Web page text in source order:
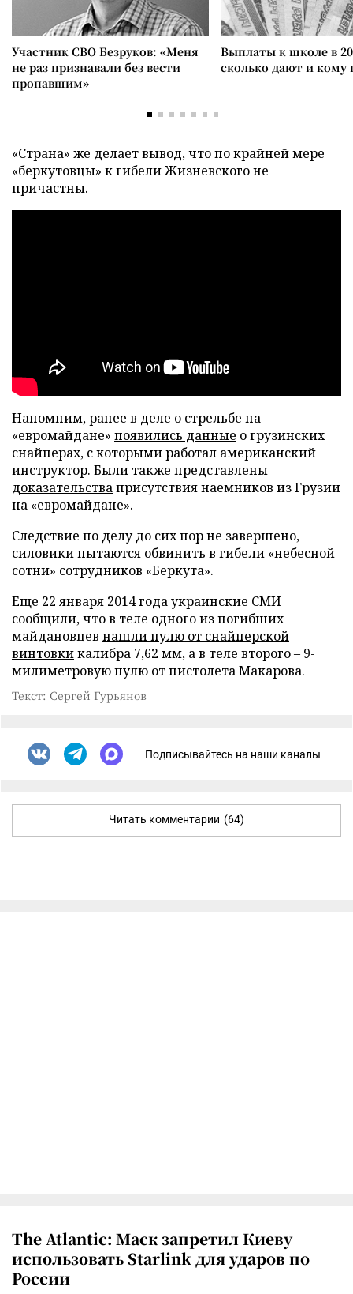
Участник СВО Безруков: «Меня
не раз признавали без вести
пропавшим»
Выплаты к школе в
сколько дают и
«Страна» же делает вывод, что по крайней мере
«беркутовцы» к гибели Жизневского не
причастны.
Напомним, ранее в деле о стрельбе на
«евромайдане» появились данные о грузинских
снайперах, с которыми работал американский
инструктор. Были также представлены
доказательстваприсутствия наемников из Грузии
на «евромайдане».
Следствие по делу до сих пор не завершено,
силовики пытаются обвинить в гибели «небесной
сотни» сотрудников «Беркута».
Еще 22 января 2014 года украинские СМИ
сообщили, что в теле одного из погибших
майдановцев нашли пулю от снайперской
винтовкикалибра 7,62 мм, а в теле второго – 9-
милиметровую пулю от пистолета Макарова.
Текст: Сергей Гурьянов
Подписывайтесь на наши каналы
Читать комментарии (64)
The Atlantic: Маск запретил Киеву
использовать Starlink для ударов по
России